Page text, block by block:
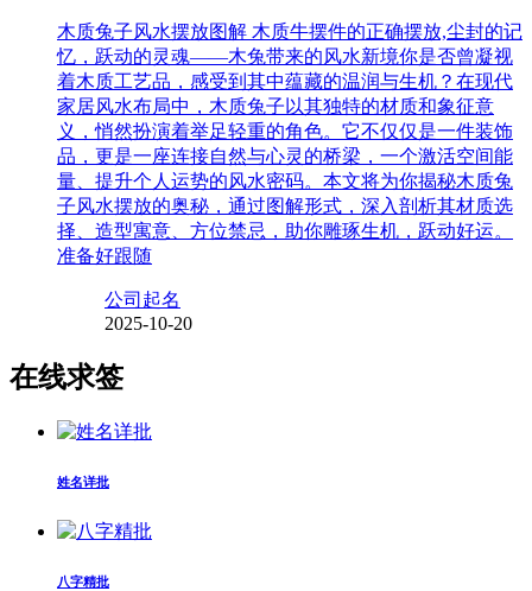
木质兔子风水摆放图解 木质牛摆件的正确摆放,尘封的记
忆，跃动的灵魂——木兔带来的风水新境你是否曾凝视
着木质工艺品，感受到其中蕴藏的温润与生机？在现代
家居风水布局中，木质兔子以其独特的材质和象征意
义，悄然扮演着举足轻重的角色。它不仅仅是一件装饰
品，更是一座连接自然与心灵的桥梁，一个激活空间能
量、提升个人运势的风水密码。本文将为你揭秘木质兔
子风水摆放的奥秘，通过图解形式，深入剖析其材质选
择、造型寓意、方位禁忌，助你雕琢生机，跃动好运。
准备好跟随
公司起名
2025-10-20
在线求签
姓名详批
八字精批